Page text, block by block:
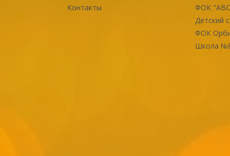
Контакты
ФОК
Детский
ФОК
Школа